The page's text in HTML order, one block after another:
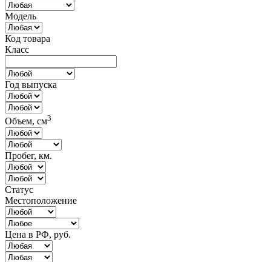
Модель
Код товара
Класс
Год выпуска
Объем, см3
Пробег, км.
Статус
Местоположение
Цена в РФ, руб.